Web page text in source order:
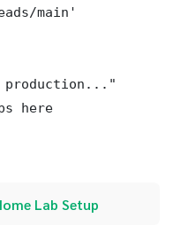
main'
production..."
here
Lab Setup